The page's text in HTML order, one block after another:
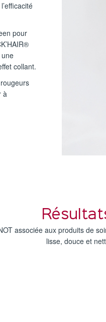
pour
collant.
à
associée aux produits de
lisse, douce et